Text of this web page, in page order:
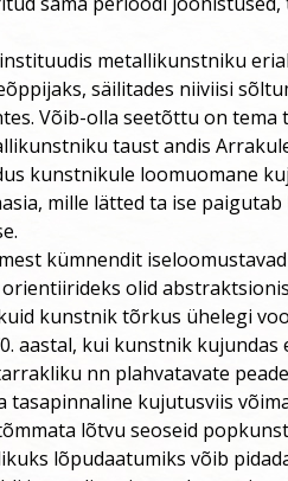
metallikunstniku
säilitades niiviisi
Võib-olla seetõttu on tema
taust andis
kunstnikule loomuomane
mille lätted ta ise
kümnendit
olid
kunstnik tõrkus ühelegi
aastal, kui kunstnik kujundas
nn plahvatavate
tasapinnaline kujutusviis
lõtvu seoseid
lõpudaatumiks võib